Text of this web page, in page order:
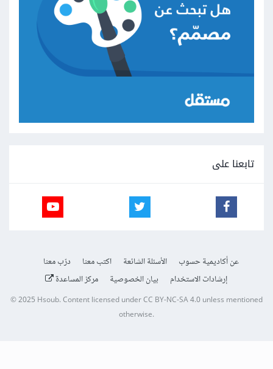
تابعنا على
عن أكاديمية حسوب الأسئلة الشائعة اكتب معنا
درّب معنا
إرشادات الاستخدام
بيان الخصوصية مركز المساعدة
© 2025 Hsoub.Content licensed underCC BY-NC-SA 4.0unless mentioned
otherwise.